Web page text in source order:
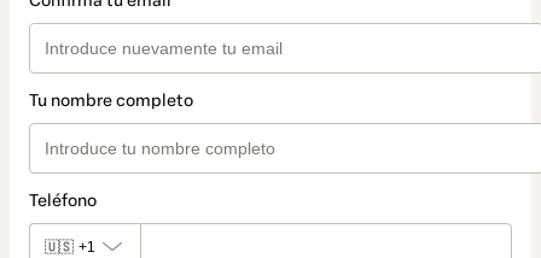
Tu nombre completo
Teléfono
🇺🇸 +1